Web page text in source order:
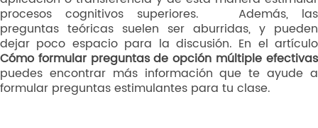
procesos cognitivos superiores. Además, las
preguntas teóricas suelen ser aburridas, y pueden
dejar poco espacio para la discusión. En el artículo
Cómo formular preguntas de opción múltiple efectivas
puedes encontrar más información que te ayude a
formular preguntas estimulantes para tu clase.